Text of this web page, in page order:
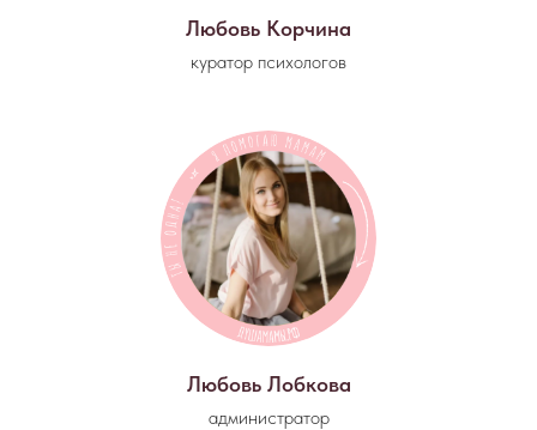
Любовь Корчина
куратор психологов
Любовь Лобкова
администратор